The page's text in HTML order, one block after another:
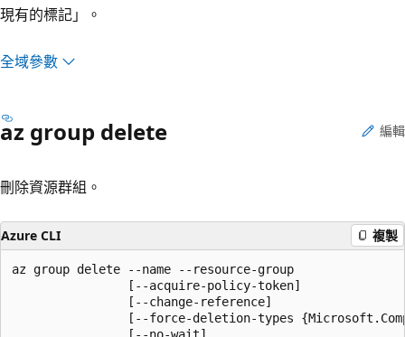
現有的標記」。
全域參數
az group delete 編輯
刪除資源群組。
Azure CLI 複製
az group delete --name --resource-group
                [--acquire-policy-token]
                [--change-reference]
[--force-deletion-types
                [--no-wait]